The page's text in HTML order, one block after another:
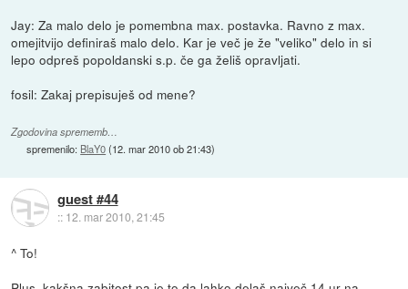
Jay: Za malo delo je pomembna max. postavka. Ravno z max.
omejitvijo definiraš malo delo. Kar je več je že "veliko" delo in si
lepo odpreš popoldanski s.p. če ga želiš opravljati.
fosil: Zakaj prepisuješ od mene?
Zgodovina sprememb…
spremenilo: BlaY0(12. mar 2010 ob 21:43)
guest #44
:: 12. mar 2010, 21:45
^ To!